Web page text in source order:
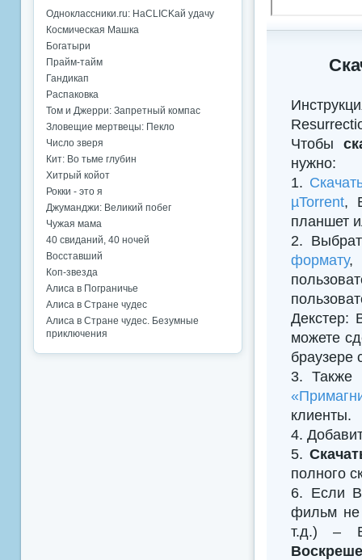
Чтобы
нужно:
1.
µTorrent,
планшет
2.
формату,
Декстер:
можете
браузере
3. Также
клиенты.
4.
5.
полного
6. Если
фильм не
т.д.) –
Одноклассники.ru: НаCLICKай удачу
Космическая Машка
Богатыри
Прайм-тайм
Гандикап
Распаковка
Том и Джерри: Запретный компас
Зловещие мертвецы: Пекло
Число зверя
Кит: Во тьме глубин
Хитрый койот
Рокки - это я
Джуманджи: Великий побег
Чужая мама
40 свиданий, 40 ночей
Восставший
Коп-звезда
Алиса в Пограничье
Алиса в Стране чудес
Алиса в Стране чудес. Безумные
приключения